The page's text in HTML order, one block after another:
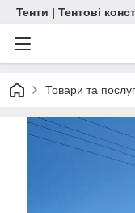
Тенти | Тентові
Товари та